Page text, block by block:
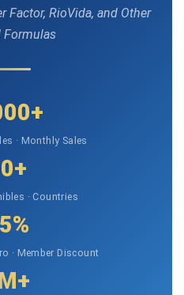
Factor, RioVida, and Other
Formulas
· Monthly Sales
· Countries
· Member Discount